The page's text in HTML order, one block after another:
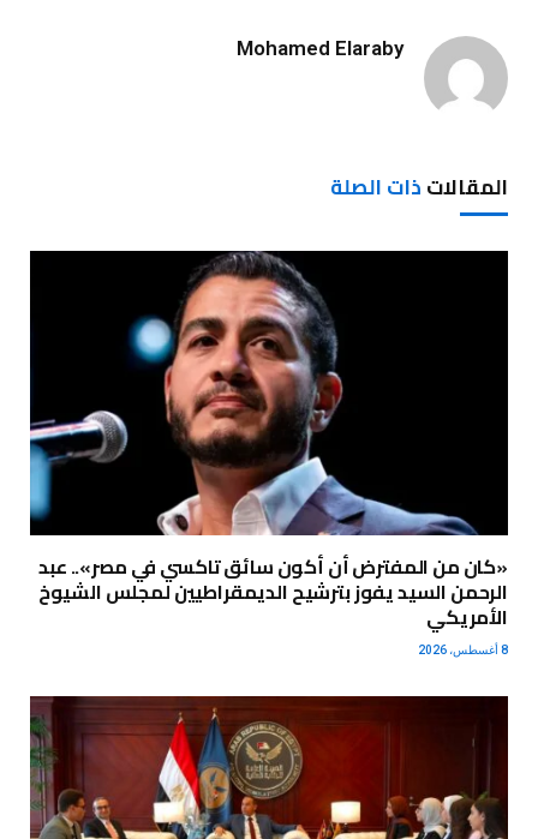
Mohamed Elaraby
المقالاتذات الصلة
«كان من المفترض أن أكون سائق تاكسي في مصر».. عبد
الرحمن السيد يفوز بترشيح الديمقراطيين لمجلس الشيوخ
الأمريكي
8 أغسطس، 2026